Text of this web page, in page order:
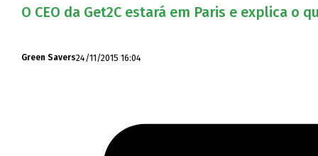
O CEO da Get2C estará em Paris e explica o
Green Savers24/11/2015 16:04